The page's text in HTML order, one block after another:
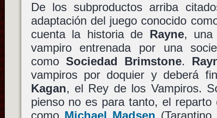
De los subproductos arriba
adaptación del juego conocido
cuenta la historia de Rayne, una
vampiro entrenada por una
como Sociedad Brimstone.
vampiros por doquier y deberá
Kagan, el Rey de los Vampiros.
pienso no es para tanto, el